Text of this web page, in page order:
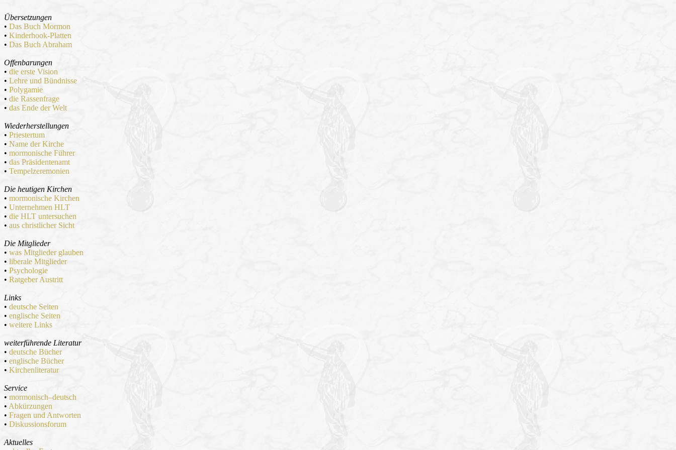
Übersetzungen
• Das Buch Mormon
• Kinderhook-Platten
• Das Buch Abraham
Offenbarungen
• die erste Vision
• Lehre und Bündnisse
• Polygamie
• die Rassenfrage
• das Ende der Welt
Wiederherstellungen
• Priestertum
• Name der Kirche
• mormonische Führer
• das Präsidentenamt
• Tempelzeremonien
Die heutigen Kirchen
• mormonische Kirchen
• Unternehmen HLT
• die HLT untersuchen
• aus christlicher Sicht
Die Mitglieder
• was Mitglieder glauben
• liberale Mitglieder
• Psychologie
• Ratgeber Austritt
Links
• deutsche Seiten
• englische Seiten
• weitere Links
weiterführende Literatur
• deutsche Bücher
• englische Bücher
• Kirchenliteratur
Service
• mormonisch–deutsch
• Abkürzungen
• Fragen und Antworten
• Diskussionsforum
Aktuelles